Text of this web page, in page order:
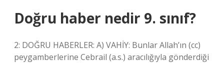
Doğru haber nedir 9. sınıf?
2: DOĞRU HABERLER: A) VAHİY: Bunlar Allah’ın (cc)
peygamberlerine Cebrail (a.s.) aracılığıyla gönderdiği